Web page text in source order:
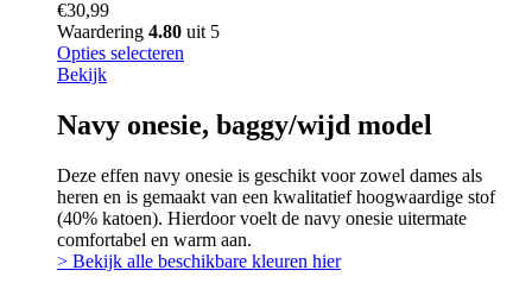
€30,99
Waardering 4.80 uit 5
Opties selecteren
Bekijk
Navy onesie, baggy/wijd model
Deze effen navy onesie is geschikt voor zowel dames als
heren en is gemaakt van een kwalitatief hoogwaardige stof
(40% katoen). Hierdoor voelt de navy onesie uitermate
comfortabel en warm aan.
> Bekijk alle beschikbare kleuren hier